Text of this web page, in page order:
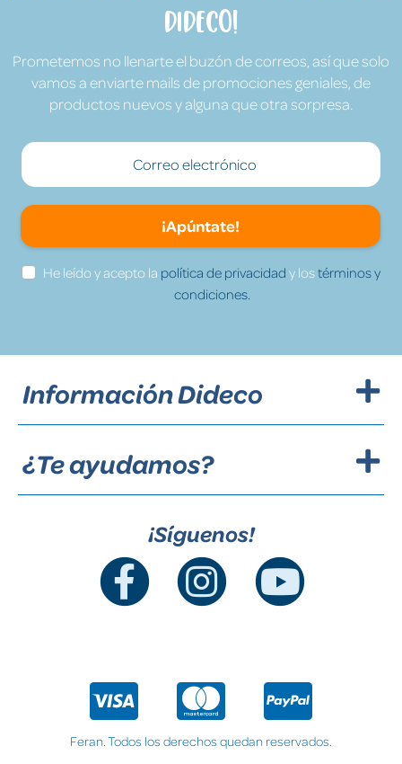
Dideco!
Prometemos no llenarte el buzón de correos, así que solo
vamos a enviarte mails de promociones geniales, de
productos nuevos y alguna que otra sorpresa.
¡Apúntate!
He leído y acepto la política de privacidad y lostérminos y
condiciones.
Información Dideco
¿Te ayudamos?
¡Síguenos!
Feran. Todos los derechos quedan reservados.